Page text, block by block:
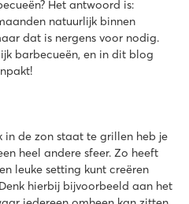
Het antwoord is:
natuurlijk binnen
dat is nergens voor nodig.
barbecueën, en in dit blog
in de zon staat te grillen heb je
heel andere sfeer. Zo heeft
leuke setting kunt creëren
hierbij bijvoorbeeld aan het